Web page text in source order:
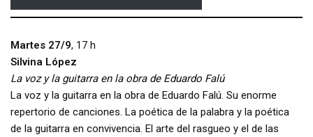
Martes 27/9, 17 h
Silvina López
La voz y la guitarra en la obra de Eduardo Falú
La voz y la guitarra en la obra de Eduardo Falú. Su enorme
repertorio de canciones. La poética de la palabra y la poética
de la guitarra en convivencia. El arte del rasgueo y el de las